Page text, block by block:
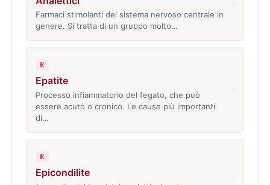
Farmaci stimolanti del sistema nervoso centrale in
genere. Si tratta di un gruppo molto…
E
Epatite
Processo infiammatorio del fegato, che può
essere acuto o cronico. Le cause più importanti
di…
E
Epicondilite